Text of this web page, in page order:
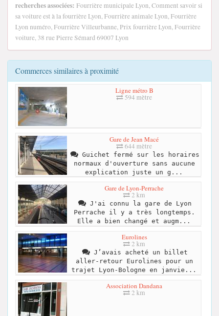
recherches associées: Fourrière municipale Lyon, Comment savoir si
sa voiture est à la fourrière Lyon, Fourrière animale Lyon, Fourrière
Lyon numéro, Fourrière Villeurbanne, Prix fourrière Lyon, Fourrière
voiture, 38 rue Pierre Sémard 69007 Lyon
Commerces similaires à proximité
Ligne métro B
594 mètre
Gare de Jean Macé
644 mètre
Guichet fermé sur les horaires
normaux d'ouverture sans aucune
explication juste un g...
Gare de Lyon-Perrache
2 km
J'ai connu la gare de Lyon
Perrache il y a très longtemps.
Elle a bien changé et augm...
Eurolines
2 km
J’avais acheté un billet
aller-retour Eurolines pour un
trajet Lyon-Bologne en janvie...
Association Dandana
2 km